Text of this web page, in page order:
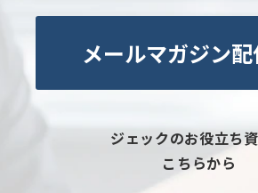
メールマガジン
ジェックのお役立ち
こちらから